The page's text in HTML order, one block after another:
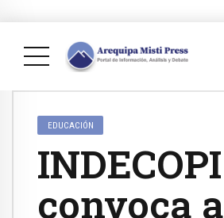
EDUCACIÓN
INDECOPI
convoca a